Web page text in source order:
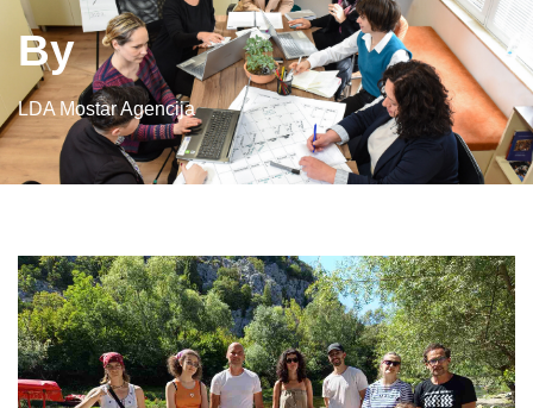
By
LDA Mostar Agencija